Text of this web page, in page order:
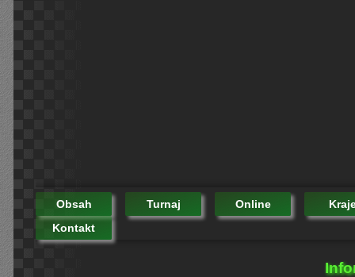
Obsah Turnaj Online
Kontakt